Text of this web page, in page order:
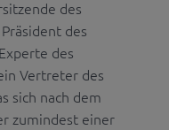
des
des
des
Vertreter des
sich nach dem
zumindest einer